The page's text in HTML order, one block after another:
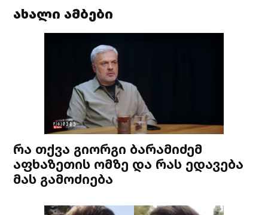
ახალი ამბები
რა თქვა გიორგი ბარამიძემ
აფხაზეთის ომზე და რას ედავება
მას გამოძიება